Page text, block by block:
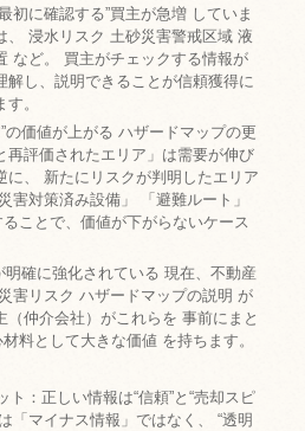
初に確認する”買主が急増 していま
、 浸水リスク 土砂災害警戒区域 液
など。 買主がチェックする情報が
解し、説明できることが信頼獲得に
。
の価値が上がる ハザードマップの更
再評価されたエリア」は需要が伸び
に、 新たにリスクが判明したエリア
害対策済み設備」 「避難ルート」
ことで、価値が下がらないケース
明確に強化されている 現在、不動産
害リスク ハザードマップの説明 が
仲介会社）がこれらを 事前にまと
料として大きな価値 を持ちます。
：正しい情報は“信頼”と“売却スピ
「マイナス情報」ではなく、 “透明